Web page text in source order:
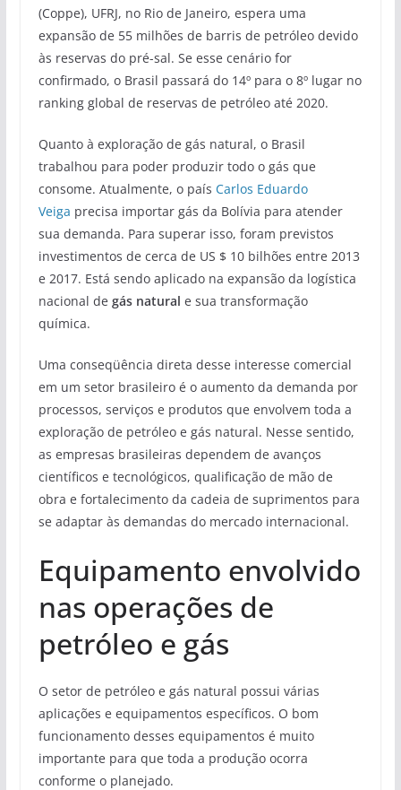
(Coppe), UFRJ, no Rio de Janeiro, espera uma
expansão de 55 milhões de barris de petróleo devido
às reservas do pré-sal. Se esse cenário for
confirmado, o Brasil passará do 14º para o 8º lugar no
ranking global de reservas de petróleo até 2020.
Quanto à exploração de gás natural, o Brasil
trabalhou para poder produzir todo o gás que
consome. Atualmente, o país Carlos Eduardo
Veiga precisa importar gás da Bolívia para atender
sua demanda. Para superar isso, foram previstos
investimentos de cerca de US $ 10 bilhões entre 2013
e 2017. Está sendo aplicado na expansão da logística
nacional de gás natural e sua transformação
química.
Uma conseqüência direta desse interesse comercial
em um setor brasileiro é o aumento da demanda por
processos, serviços e produtos que envolvem toda a
exploração de petróleo e gás natural. Nesse sentido,
as empresas brasileiras dependem de avanços
científicos e tecnológicos, qualificação de mão de
obra e fortalecimento da cadeia de suprimentos para
se adaptar às demandas do mercado internacional.
Equipamento envolvido
nas operações de
petróleo e gás
O setor de petróleo e gás natural possui várias
aplicações e equipamentos específicos. O bom
funcionamento desses equipamentos é muito
importante para que toda a produção ocorra
conforme o planejado.